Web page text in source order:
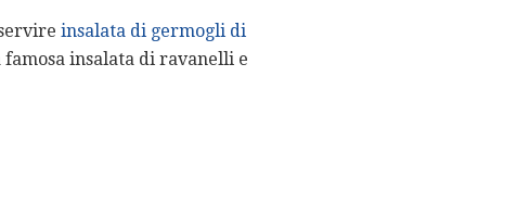
insalata di germogli di
insalata di ravanelli e